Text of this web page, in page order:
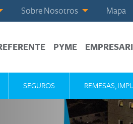
Sobre Nosotros Mapa
SEGUROS REMESAS,
PYME